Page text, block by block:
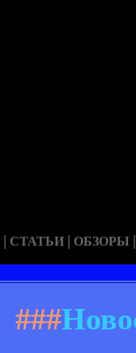
| СТАТЬИ | ОБЗОРЫ |
###